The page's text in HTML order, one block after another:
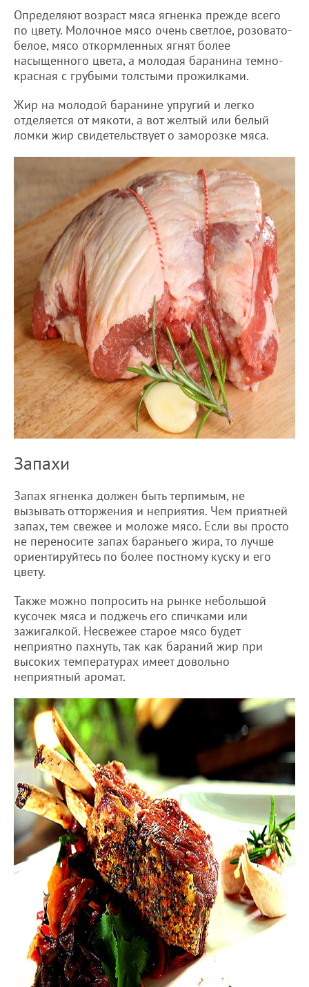
Определяют возраст мяса ягненка прежде всего
по цвету. Молочное мясо очень светлое, розовато-
белое, мясо откормленных ягнят более
насыщенного цвета, а молодая баранина темно-
красная с грубыми толстыми прожилками.
Жир на молодой баранине упругий и легко
отделяется от мякоти, а вот желтый или белый
ломки жир свидетельствует о заморозке мяса.
Запахи
Запах ягненка должен быть терпимым, не
вызывать отторжения и неприятия. Чем приятней
запах, тем свежее и моложе мясо. Если вы просто
не переносите запах бараньего жира, то лучше
ориентируйтесь по более постному куску и его
цвету.
Также можно попросить на рынке небольшой
кусочек мяса и поджечь его спичками или
зажигалкой. Несвежее старое мясо будет
неприятно пахнуть, так как бараний жир при
высоких температурах имеет довольно
неприятный аромат.